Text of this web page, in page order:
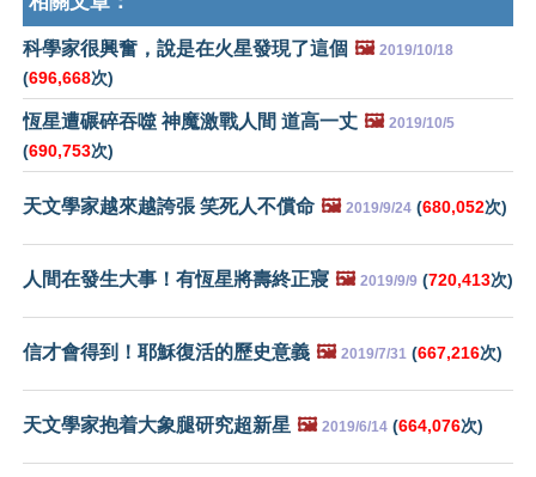
科學家很興奮，說是在火星發現了這個 🖼️ 2019/10/18
(696,668次)
恆星遭碾碎吞噬 神魔激戰人間 道高一丈 🖼️ 2019/10/5
(690,753次)
天文學家越來越誇張 笑死人不償命 🖼️ 2019/9/24 (680,052次)
人間在發生大事！有恆星將壽終正寢 🖼️ 2019/9/9 (720,413次)
信才會得到！耶穌復活的歷史意義 🖼️ 2019/7/31 (667,216次)
天文學家抱着大象腿研究超新星 🖼️ 2019/6/14 (664,076次)